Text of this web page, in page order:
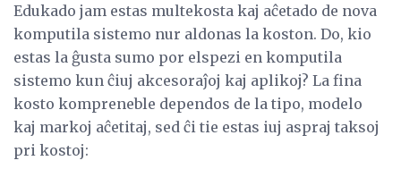
Edukado jam estas multekosta kaj aĉetado de nova
komputila sistemo nur aldonas la koston. Do, kio
estas la ĝusta sumo por elspezi en komputila
sistemo kun ĉiuj akcesoraĵoj kaj aplikoj? La fina
kosto kompreneble dependos de la tipo, modelo
kaj markoj aĉetitaj, sed ĉi tie estas iuj aspraj taksoj
pri kostoj: